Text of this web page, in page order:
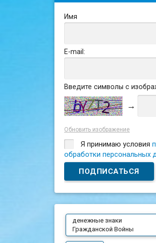
Имя
E-mail:
Введите символы с
→
Обновить изображение
Я принимаю условия
обработки персональных
денежные знаки
Гражданской Войны